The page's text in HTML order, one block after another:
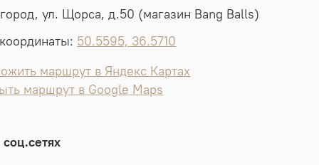
ул. Щорса, д.50 (магазин Bang Balls)
50.5595, 36.5710
маршрут в Яндекс Картах
маршрут в Google Maps